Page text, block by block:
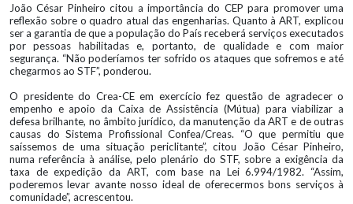
João César Pinheiro citou a importância do CEP para promover uma
reflexão sobre o quadro atual das engenharias. Quanto à ART, explicou
ser a garantia de que a população do País receberá serviços executados
por pessoas habilitadas e, portanto, de qualidade e com maior
segurança. “Não poderíamos ter sofrido os ataques que sofremos e até
chegarmos ao STF”, ponderou.
O presidente do Crea-CE em exercício fez questão de agradecer o
empenho e apoio da Caixa de Assistência (Mútua) para viabilizar a
defesa brilhante, no âmbito jurídico, da manutenção da ART e de outras
causas do Sistema Profissional Confea/Creas. “O que permitiu que
saíssemos de uma situação periclitante”, citou João César Pinheiro,
numa referência à análise, pelo plenário do STF, sobre a exigência da
taxa de expedição da ART, com base na Lei 6.994/1982. “Assim,
poderemos levar avante nosso ideal de oferecermos bons serviços à
comunidade”, acrescentou.